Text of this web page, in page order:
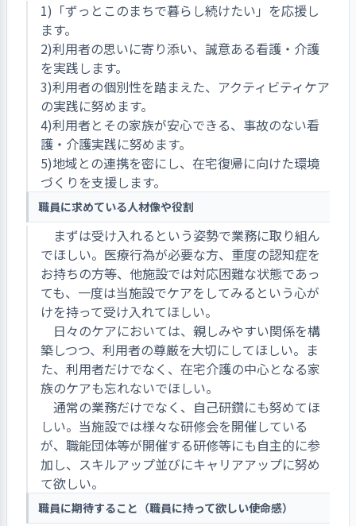
1)「ずっとこのまちで暮らし続けたい」を応援し
ます。
2)利用者の思いに寄り添い、誠意ある看護・介護
を実践します。
3)利用者の個別性を踏まえた、アクティビティケア
の実践に努めます。
4)利用者とその家族が安心できる、事故のない看
護・介護実践に努めます。
5)地域との連携を密にし、在宅復帰に向けた環境
づくりを支援します。
職員に求めている人材像や役割
まずは受け入れるという姿勢で業務に取り組ん
でほしい。医療行為が必要な方、重度の認知症を
お持ちの方等、他施設では対応困難な状態であっ
ても、一度は当施設でケアをしてみるという心が
けを持って受け入れてほしい。
日々のケアにおいては、親しみやすい関係を構
築しつつ、利用者の尊厳を大切にしてほしい。ま
た、利用者だけでなく、在宅介護の中心となる家
族のケアも忘れないでほしい。
通常の業務だけでなく、自己研鑽にも努めてほ
しい。当施設では様々な研修会を開催している
が、職能団体等が開催する研修等にも自主的に参
加し、スキルアップ並びにキャリアアップに努め
て欲しい。
職員に期待すること（職員に持って欲しい使命感）